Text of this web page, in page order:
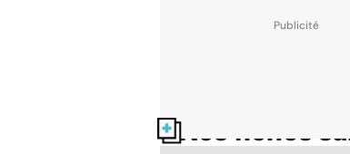
Nos fiches